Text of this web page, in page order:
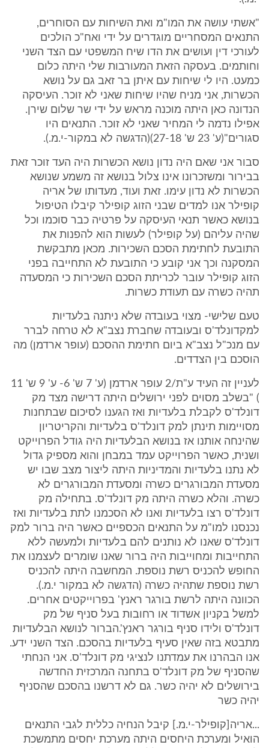
"אשתי עושה את המו"מ ואת השיחות עם הסוחרים,
התנאים המסחריים מוגדרים על ידי ואח"כ הולכים
לעורכי דין ועושים את הדו שיח המשפטי עם הצד השני
וחותמים. בעסקה הזאת המעורבות שלי היתה כלום
כמעט. היו לי שיחות עם איתן בר זאב גם על נושא
הכשרות, אני מניח שהיו שיחות שאני לא זוכר. העיסקה
הנדונה כאן היתה מוכנה מראש על ידי שר שלום שירן.
אפילו נדמה לי המחיר שאני לא זוכר. התנאים היו
סגורים"(ע' 23 ש' 27-18)(הדגשה לא במקור-י.מ.).
סבור אני שאם היה נדון נושא הכשרות היה העד זוכר זאת
בבירור ומשזכרונו אינו צלול בנושא זה משמע שנושא
הכשרות לא נדון עימו. זאת ועוד, מעדותו של אריה
קופילר אנו למדים שבני הזוג קופילר קיבלו הטיפול
בנושא כאשר תנאי העיסקה על פרטיה כבר סוכמו וכל
שהיה עליהם (על קופילר) לעשות הוא להפנות את
התובעת לחתימת הסכם השכירות. מכאן מתבקשת
המסקנה וכך אני קובע כי התובעת לא התחייבה בפני
הזוג קופילר עובר לכריתת הסכם השכירות כי המסעדה
תהיה כשרה עם תעודת כשרות.
טעם שלישי- מצוי בעובדה שלא ניתנה בלעדיות
למקדונלד'ס ובעובדה שחברת נצב"א לא טרחה לברר
עם מנכ"ל נצב"א ביום חתימת ההסכם (עופר ארדמן) מה
הוסכם בין הצדדים.
לעניין זה העיד ע"ת/2 עופר ארדמן (ע' 7 ש' 6- ע' 9 ש' 11
) "בשלב מסוים לפני ירושלים היתה דרישה מצד מק
דונלד'ס לקבלת בלעדיות ואז הגענו לסיכום שבתחנות
מסויימות תינתן למק דונלד'ס בלעדיות והקריטריון
שהינחה אותנו אז בנושא הבלעדיות היה גודל הפרוייקט
ושנית, כאשר הפרוייקט עמד במבחן והוא מספיק גדול
לא נתנו בלעדיות והמדיניות היתה ליצור מצב שבו יש
מסעדת המבורגרים כשרה ומסעדת המבורגרים לא
כשרה. והלא כשרה היתה מק דונלד'ס. בתחילה מק
דונלד'ס רצו בלעדיות ואנו לא הסכמנו לתת בלעדיות ואז
נכנסנו למו"מ על התנאים הכספיים כאשר היה ברור למק
דונלד'ס שאנו לא נותנים להם בלעדיות ולמעשה ללא
התחייבות ומחוייבות היה ברור שאנו שומרים לעצמנו את
החופש להכניס רשת נוספת. המחשבה היתה להכניס
רשת נוספת שתהיה כשרה (הדגשה לא במקור י.מ.).
הכוונה היתה לרשת בורגר ראנץ' בפרוייקטים אחרים.
למשל בקניון אשדוד או רחובות בעל סניף של מק
דונלד'ס ולידו סניף בורגר ראנץ'.הברור לנושא הבלעדיות
מתבטא בזה שאין סעיף בלעדיות בהסכם. הצד השני ידע.
אנו הבהרנו את עמדתנו לנציגי מק דונלד'ס. אני הנחתי
שהסניף של מק דונלד'ס בתחנה המרכזית החדשה
בירושלים לא יהיה כשר. גם לא דרשנו בהסכם שהסניף
יהיה כשר
...אריה[קופילר-י.מ.] קיבל הנחיה כללית לגבי התנאים
הואיל ומערכת היחסים היתה מערכת יחסים מתמשכת